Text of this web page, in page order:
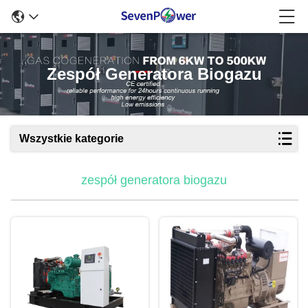
Zespół Generatora Biogazu
Wszystkie kategorie
zespół generatora biogazu